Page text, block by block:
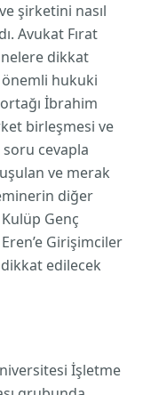
şirketini nasıl
Avukat Fırat
dikkat
önemli hukuki
İbrahim
birleşmesi ve
soru cevapla
ve merak
diğer
Kulüp Genç
Girişimciler
edilecek
İşletme